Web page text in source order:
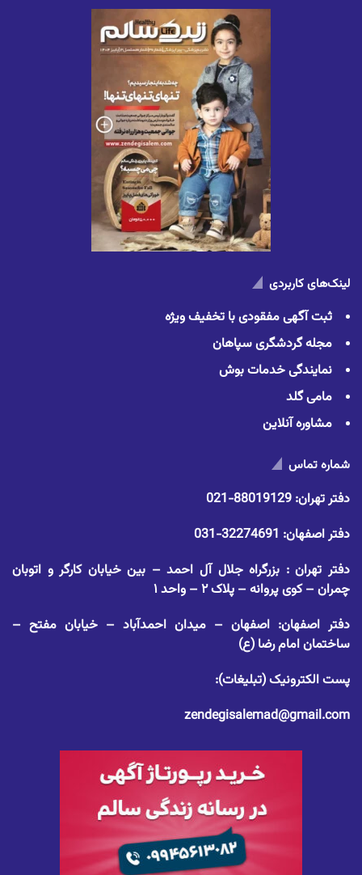
لینک‌های کاربردی
ثبت آگهی مفقودی با تخفیف ویژه
مجله گردشگری سپاهان
نمایندگی خدمات بوش
مامی گلد
مشاوره آنلاین
شماره تماس
دفتر تهران: 88019129-021
دفتر اصفهان: 32274691-031
دفتر تهران : بزرگراه جلال آل احمد – بین خیابان کارگر و اتوبان
چمران – کوی پروانه – پلاک ۲ – واحد ۱
دفتر اصفهان: اصفهان – میدان احمدآباد – خیابان مفتح –
ساختمان امام رضا (ع)
پست الکترونیک (تبلیغات):
zendegisalemad@gmail.com